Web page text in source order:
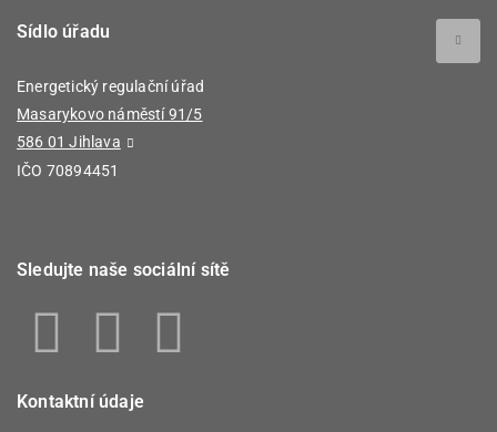
Sídlo úřadu
Energetický regulační úřad
Masarykovo náměstí 91/5
586 01 Jihlava
IČO 70894451
Sledujte naše sociální sítě
Kontaktní údaje